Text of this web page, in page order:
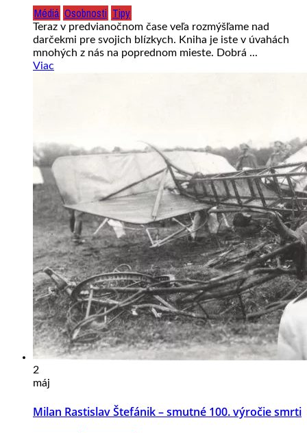
Médiá Osobnosti Tipy
Teraz v predvianočnom čase veľa rozmýšľame nad
darčekmi pre svojich blízkych. Kniha je iste v úvahách
mnohých z nás na poprednom mieste. Dobrá ...
Viac
2
máj
Milan Rastislav Štefánik – smutné 100. výročie smrti